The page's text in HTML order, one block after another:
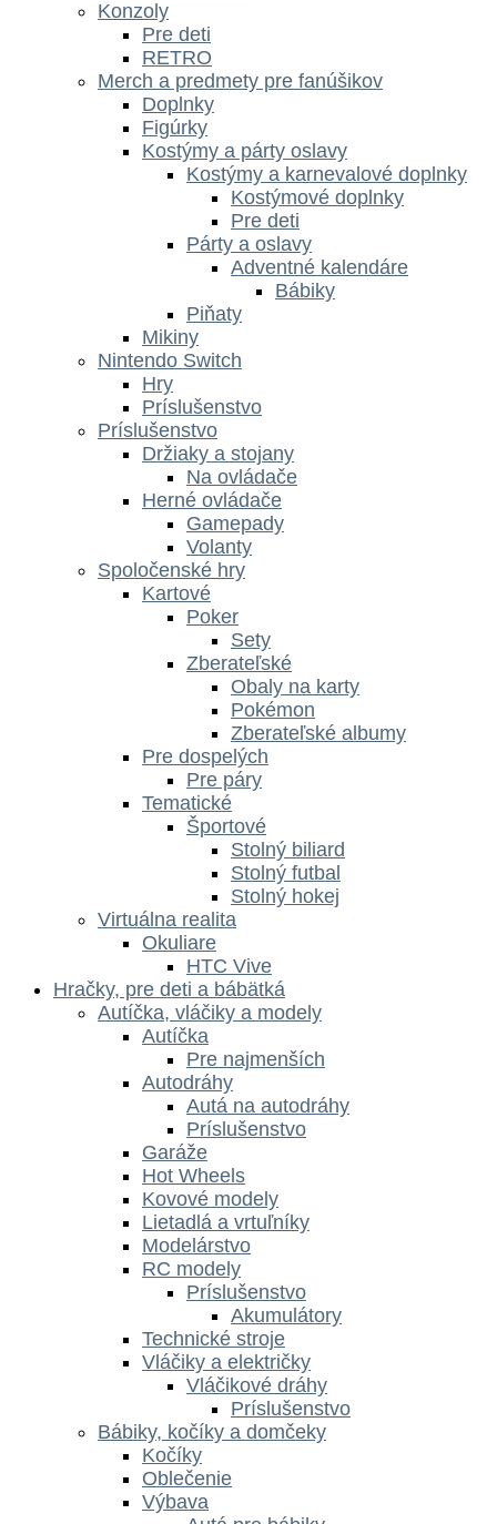
Konzoly
Pre deti
RETRO
Merch a predmety pre fanúšikov
Doplnky
Figúrky
Kostýmy a párty oslavy
Kostýmy a karnevalové doplnky
Kostýmové doplnky
Pre deti
Párty a oslavy
Adventné kalendáre
Bábiky
Piňaty
Mikiny
Nintendo Switch
Hry
Príslušenstvo
Príslušenstvo
Držiaky a stojany
Na ovládače
Herné ovládače
Gamepady
Volanty
Spoločenské hry
Kartové
Poker
Sety
Zberateľské
Obaly na karty
Pokémon
Zberateľské albumy
Pre dospelých
Pre páry
Tematické
Športové
Stolný biliard
Stolný futbal
Stolný hokej
Virtuálna realita
Okuliare
HTC Vive
Hračky, pre deti a bábätká
Autíčka, vláčiky a modely
Autíčka
Pre najmenších
Autodráhy
Autá na autodráhy
Príslušenstvo
Garáže
Hot Wheels
Kovové modely
Lietadlá a vrtuľníky
Modelárstvo
RC modely
Príslušenstvo
Akumulátory
Technické stroje
Vláčiky a električky
Vláčikové dráhy
Príslušenstvo
Bábiky, kočíky a domčeky
Kočíky
Oblečenie
Výbava